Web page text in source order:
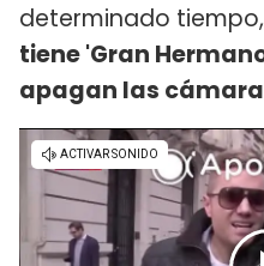
determinado
tiene 'Gran
apagan las